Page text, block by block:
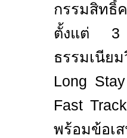
กรรมสิทธิ์
ตั้งแต่
ธรรมเนีย
Long
Fast Track
พร้อมข้อเ